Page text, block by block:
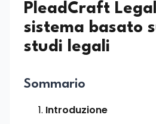
PleadCraft
sistema basato
studi legali
Sommario
Introduzione